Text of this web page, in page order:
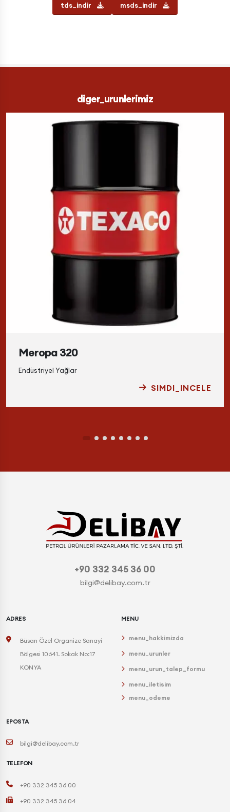
tds_indir msds_indir
diger_urunlerimiz
Meropa 320
Endüstriyel Yağlar
SIMDI_INCELE
+90 332 345 36 00
bilgi@delibay.com.tr
ADRES
Büsan Özel Organize Sanayi
Bölgesi 10641. Sokak No:17
KONYA
MENU
menu_hakkimizda
menu_urunler
menu_urun_talep_formu
menu_iletisim
menu_odeme
EPOSTA
bilgi@delibay.com.tr
TELEFON
+90 332 345 36 00
+90 332 345 36 04